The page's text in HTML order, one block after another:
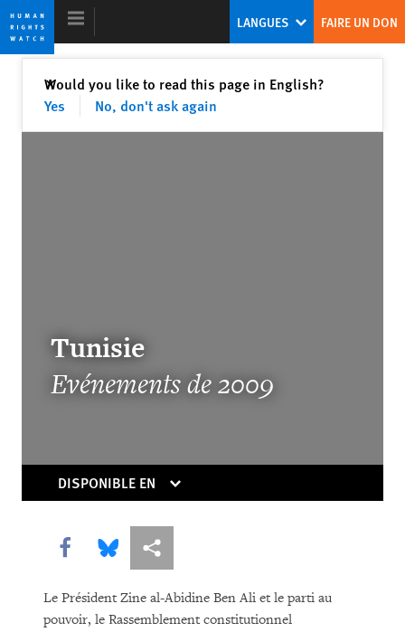
Skip
to
cookie
privacy
Skip
to
main
content
Rapport Mondial 2010
الشرق الأوسط:بحثاً عن أصوات محلية
مسموعة
LANGUES FAIRE UN DON
Would you like to read this page in English?
Yes
No, don't ask again
✕Fermer
Tunisie
Evénements de 2009
DISPONIBLE EN
Share this via Facebook
Share this via Bluesky
Share this via Partagez
Le Président Zine al-Abidine Ben Ali et le parti au
pouvoir, le Rassemblement constitutionnel